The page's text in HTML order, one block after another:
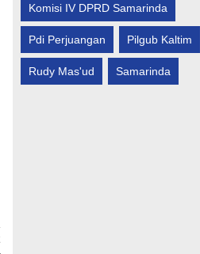
Komisi IV DPRD Samarinda
Pdi Perjuangan Pilgub Kaltim
Rudy Mas'ud Samarinda